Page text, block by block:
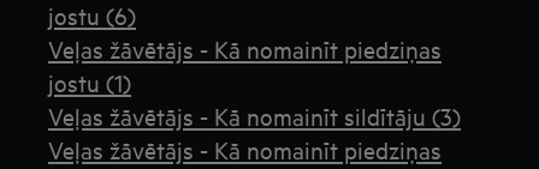
jostu (6)
Veļas žāvētājs - Kā nomainīt piedziņas
jostu (1)
Veļas žāvētājs - Kā nomainīt sildītāju (3)
Veļas žāvētājs - Kā nomainīt piedziņas